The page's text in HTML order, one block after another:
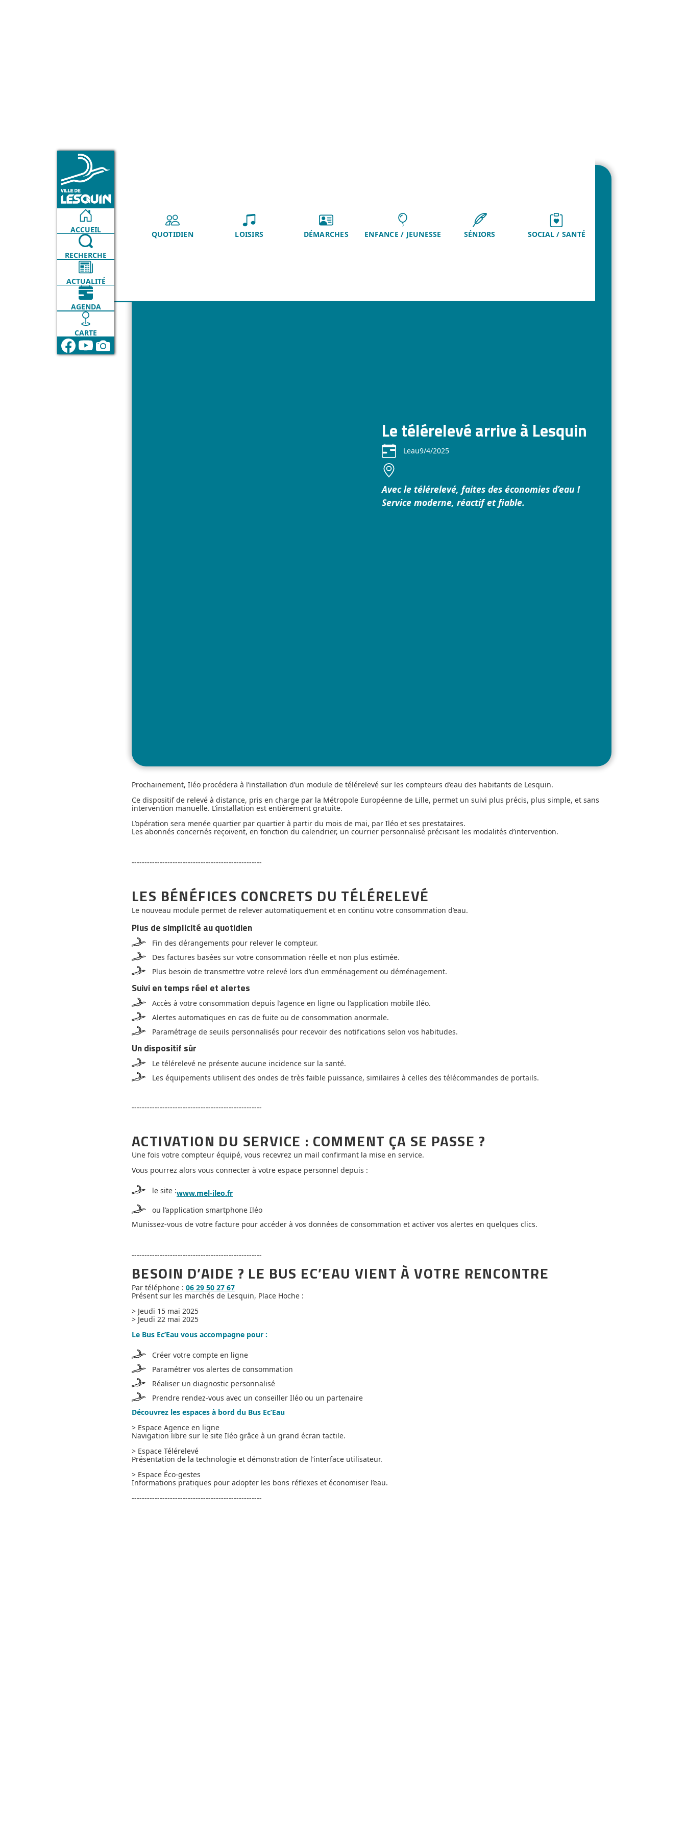
VILLE
QUOTIDIEN LOISIRS DÉMARCHES ENFANCE / JEUNESSE SÉNIORS SOCIAL / SANTÉ
ACCUEIL
RECHERCHE
ACTUALITÉ
AGENDA
CARTE
Le télérelevé arrive à Lesquin
Leau9/4/2025
Avec le télérelevé, faites des économies d’eau !
Service moderne, réactif et fiable.
Prochainement, Iléo procédera à l’installation d’un module de télérelevé sur les compteurs d’eau des habitants de Lesquin.
Ce dispositif de relevé à distance, pris en charge par la Métropole Européenne de Lille, permet un suivi plus précis, plus simple, et sans
intervention manuelle. L’installation est entièrement gratuite.
L’opération sera menée quartier par quartier à partir du mois de mai, par Iléo et ses prestataires.
Les abonnés concernés reçoivent, en fonction du calendrier, un courrier personnalisé précisant les modalités d’intervention.
---------------------------------------------------
LES BÉNÉFICES CONCRETS DU TÉLÉRELEVÉ
Le nouveau module permet de relever automatiquement et en continu votre consommation d’eau.
Plus de simplicité au quotidien
Fin des dérangements pour relever le compteur.
Des factures basées sur votre consommation réelle et non plus estimée.
Plus besoin de transmettre votre relevé lors d’un emménagement ou déménagement.
Suivi en temps réel et alertes
Accès à votre consommation depuis l’agence en ligne ou l’application mobile Iléo.
Alertes automatiques en cas de fuite ou de consommation anormale.
Paramétrage de seuils personnalisés pour recevoir des notifications selon vos habitudes.
Un dispositif sûr
Le télérelevé ne présente aucune incidence sur la santé.
Les équipements utilisent des ondes de très faible puissance, similaires à celles des télécommandes de portails.
---------------------------------------------------
ACTIVATION DU SERVICE : COMMENT ÇA SE PASSE ?
Une fois votre compteur équipé, vous recevrez un mail confirmant la mise en service.
Vous pourrez alors vous connecter à votre espace personnel depuis :
le site :www.mel-ileo.fr
ou l’application smartphone Iléo
Munissez-vous de votre facture pour accéder à vos données de consommation et activer vos alertes en quelques clics.
---------------------------------------------------
BESOIN D’AIDE ? LE BUS EC’EAU VIENT À VOTRE RENCONTRE
Par téléphone : 06 29 50 27 67
Présent sur les marchés de Lesquin, Place Hoche :
> Jeudi 15 mai 2025
> Jeudi 22 mai 2025
Le Bus Ec’Eau vous accompagne pour :
Créer votre compte en ligne
Paramétrer vos alertes de consommation
Réaliser un diagnostic personnalisé
Prendre rendez-vous avec un conseiller Iléo ou un partenaire
Découvrez les espaces à bord du Bus Ec’Eau
> Espace Agence en ligne
Navigation libre sur le site Iléo grâce à un grand écran tactile.
> Espace Télérelevé
Présentation de la technologie et démonstration de l’interface utilisateur.
> Espace Éco-gestes
Informations pratiques pour adopter les bons réflexes et économiser l’eau.
---------------------------------------------------